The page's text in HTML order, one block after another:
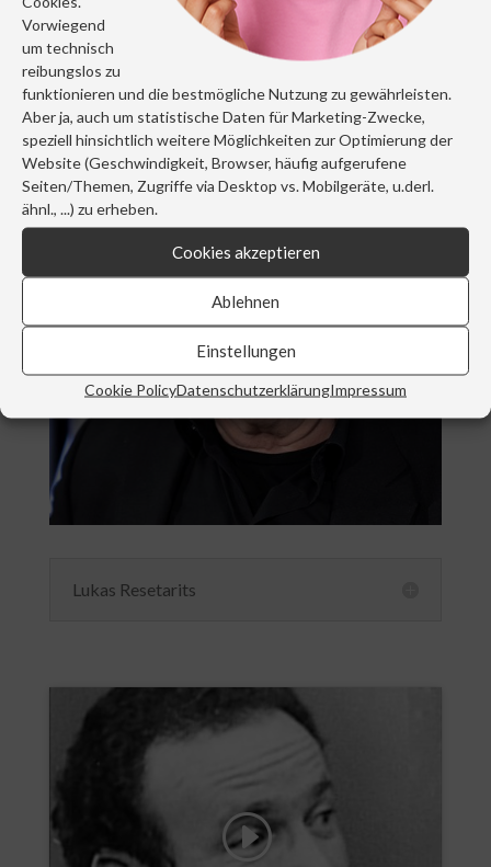
Vorwiegend
um technisch
reibungslos zu
funktionieren und die bestmögliche Nutzung zu gewährleisten.
Aber ja, auch um statistische Daten für Marketing-Zwecke,
speziell hinsichtlich weitere Möglichkeiten zur Optimierung der
Website (Geschwindigkeit, Browser, häufig aufgerufene
Seiten/Themen, Zugriffe via Desktop vs. Mobilgeräte, u.derl.
ähnl., ...) zu erheben.
Cookies akzeptieren
Ablehnen
Einstellungen
Cookie PolicyDatenschutzerklärungImpressum
Günther Paal
Lukas Resetarits
Klicke hier, um Marketing-Cookies zu
akzeptieren und diesen Inhalt zu aktivieren